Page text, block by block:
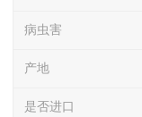
病虫害
产地
是否进口